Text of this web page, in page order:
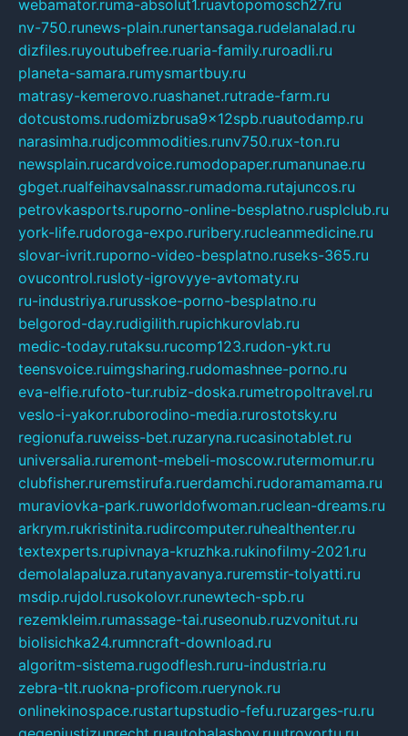
webamator.ruma-absolut1.ruavtopomosch27.ru
nv-750.runews-plain.runertansaga.rudelanalad.ru
dizfiles.ruyoutubefree.ruaria-family.ruroadli.ru
planeta-samara.rumysmartbuy.ru
matrasy-kemerovo.ruashanet.rutrade-farm.ru
dotcustoms.rudomizbrusa9x12spb.ruautodamp.ru
narasimha.rudjcommodities.runv750.rux-ton.ru
newsplain.rucardvoice.rumodopaper.rumanunae.ru
gbget.rualfeihavsalnassr.rumadoma.rutajuncos.ru
petrovkasports.ruporno-online-besplatno.rusplclub.ru
york-life.rudoroga-expo.ruribery.rucleanmedicine.ru
slovar-ivrit.ruporno-video-besplatno.ruseks-365.ru
ovucontrol.rusloty-igrovyye-avtomaty.ru
ru-industriya.rurusskoe-porno-besplatno.ru
belgorod-day.rudigilith.rupichkurovlab.ru
medic-today.rutaksu.rucomp123.rudon-ykt.ru
teensvoice.ruimgsharing.rudomashnee-porno.ru
eva-elfie.rufoto-tur.rubiz-doska.rumetropoltravel.ru
veslo-i-yakor.ruborodino-media.rurostotsky.ru
regionufa.ruweiss-bet.ruzaryna.rucasinotablet.ru
universalia.ruremont-mebeli-moscow.rutermomur.ru
clubfisher.ruremstirufa.ruerdamchi.rudoramamama.ru
muraviovka-park.ruworldofwoman.ruclean-dreams.ru
arkrym.rukristinita.rudircomputer.ruhealthenter.ru
textexperts.rupivnaya-kruzhka.rukinofilmy-2021.ru
demolalapaluza.rutanyavanya.ruremstir-tolyatti.ru
msdip.rujdol.rusokolovr.runewtech-spb.ru
rezemkleim.rumassage-tai.ruseonub.ruzvonitut.ru
biolisichka24.rumncraft-download.ru
algoritm-sistema.rugodflesh.ruru-industria.ru
zebra-tlt.ruokna-proficom.ruerynok.ru
onlinekinospace.rustartupstudio-fefu.ruzarges-ru.ru